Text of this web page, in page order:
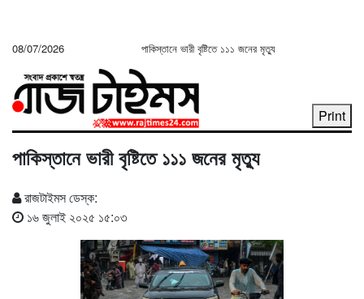
08/07/2026 পাকিস্তানে ভারী বৃষ্টিতে ১১১ জনের মৃত্যু
Print
পাকিস্তানে ভারী বৃষ্টিতে ১১১ জনের মৃত্যু
রাজটাইমস ডেস্ক:
১৬ জুলাই ২০২৫ ১৫:০৩